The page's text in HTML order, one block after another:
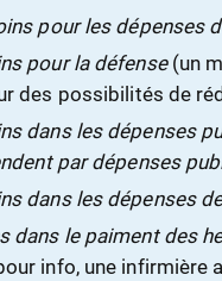
pour les dépenses
pour la défense (un
des possibilités de
dans les dépenses
par dépenses
dans les dépenses
dans le paiment des
info, une infirmière